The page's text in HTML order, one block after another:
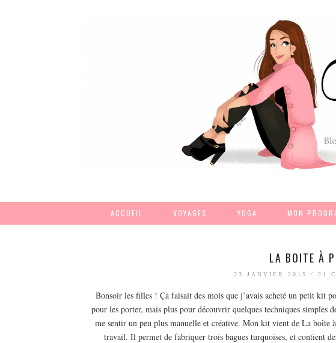
ACCUEIL VOYAGES YOGA MON
LA BOITE À
23 JANVIER 2015 /21
Bonsoir les filles ! Ça faisait des mois que j’avais acheté un petit kit
pour les porter, mais plus pour découvrir quelques techniques simples
me sentir un peu plus manuelle et créative. Mon kit vient de La boîte
travail. Il permet de fabriquer trois bagues turquoises, et contient